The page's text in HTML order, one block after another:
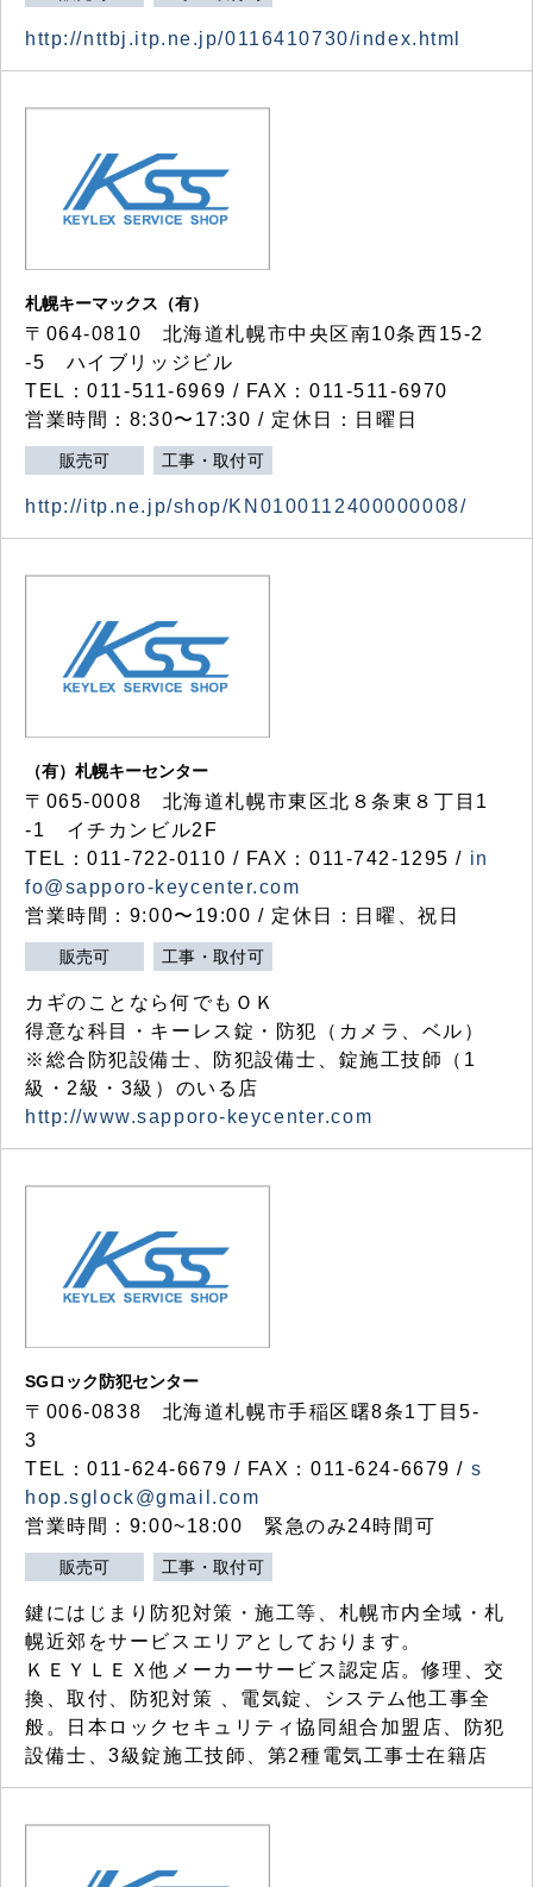
http://nttbj.itp.ne.jp/0116410730/index.html
札幌キーマックス（有）
〒064-0810 北海道札幌市中央区南10条西15-2
-5 ハイブリッジビル
TEL：011-511-6969 / FAX：011-511-6970
営業時間：8:30〜17:30 / 定休日：日曜日
販売可 工事・取付可
http://itp.ne.jp/shop/KN0100112400000008/
（有）札幌キーセンター
〒065-0008 北海道札幌市東区北８条東８丁目1
-1 イチカンビル2F
TEL：011-722-0110 / FAX：011-742-1295 / in
fo@sapporo-keycenter.com
営業時間：9:00〜19:00 / 定休日：日曜、祝日
販売可 工事・取付可
カギのことなら何でもＯＫ
得意な科目・キーレス錠・防犯（カメラ、ベル）
※総合防犯設備士、防犯設備士、錠施工技師（1
級・2級・3級）のいる店
http://www.sapporo-keycenter.com
SGロック防犯センター
〒006-0838 北海道札幌市手稲区曙8条1丁目5-
3
TEL：011-624-6679 / FAX：011-624-6679 / s
hop.sglock@gmail.com
営業時間：9:00~18:00 緊急のみ24時間可
販売可 工事・取付可
鍵にはじまり防犯対策・施工等、札幌市内全域・札
幌近郊をサービスエリアとしております。
ＫＥＹＬＥＸ他メーカーサービス認定店。修理、交
換、取付、防犯対策 、電気錠、システム他工事全
般。日本ロックセキュリティ協同組合加盟店、防犯
設備士、3級錠施工技師、第2種電気工事士在籍店